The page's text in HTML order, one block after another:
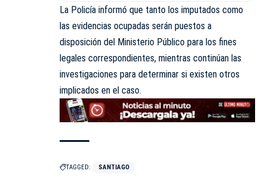
La Policía informó que tanto los imputados como
las evidencias ocupadas serán puestos a
disposición del Ministerio Público para los fines
legales correspondientes, mientras continúan las
investigaciones para determinar si existen otros
implicados en el caso.
TAGGED: SANTIAGO